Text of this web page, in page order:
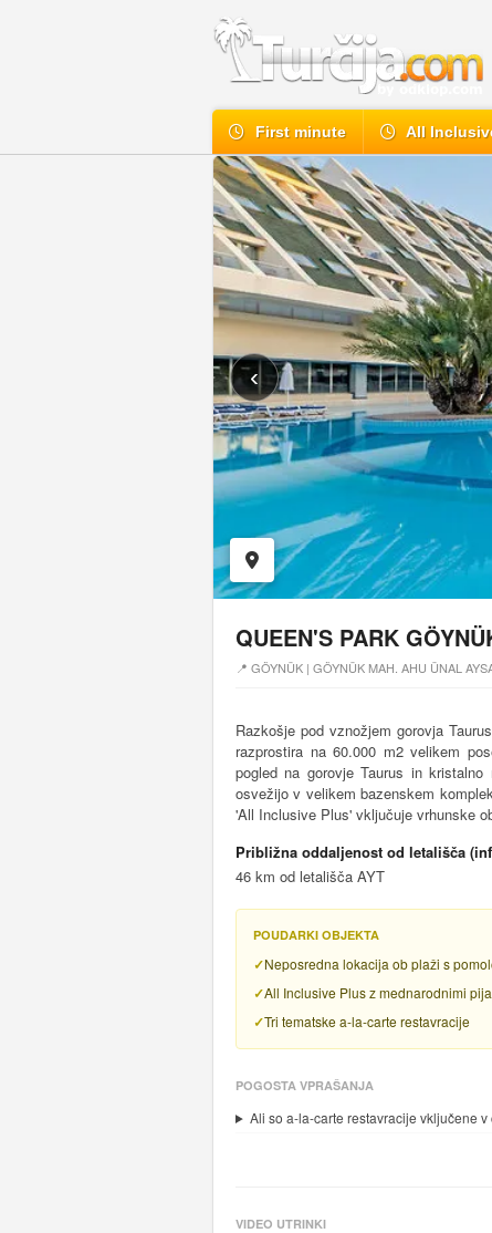
First minute All
‹
QUEEN'S PARK
📍 GÖYNÜK | GÖYNÜK MAH. AHU ÜNAL
Razkošje pod vznožjem gorovja
razprostira na 60.000 m2 velikem
pogled na gorovje Taurus in
osvežijo v velikem bazenskem
'All Inclusive Plus' vključuje vrhunske
Približna oddaljenost od letališča
46 km od letališča AYT
POUDARKI OBJEKTA
Neposredna lokacija ob plaži s
All Inclusive Plus z mednarodnimi
Tri tematske a-la-carte restavracije
POGOSTA VPRAŠANJA
Ali so a-la-carte restavracije vključene v
VIDEO UTRINKI